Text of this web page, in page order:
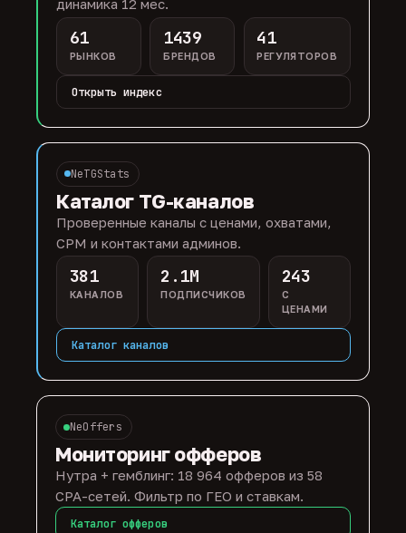
динамика 12 мес.
61
РЫНКОВ
1439
БРЕНДОВ
41
РЕГУЛЯТОРОВ
Открыть индекс
NeTGStats
Каталог TG-каналов
Проверенные каналы с ценами, охватами,
CPM и контактами админов.
381
КАНАЛОВ
2.1M
ПОДПИСЧИКОВ
243
С
ЦЕНАМИ
Каталог каналов
NeOffers
Мониторинг офферов
Нутра + гемблинг: 18 964 офферов из 58
CPA-сетей. Фильтр по ГЕО и ставкам.
Каталог офферов